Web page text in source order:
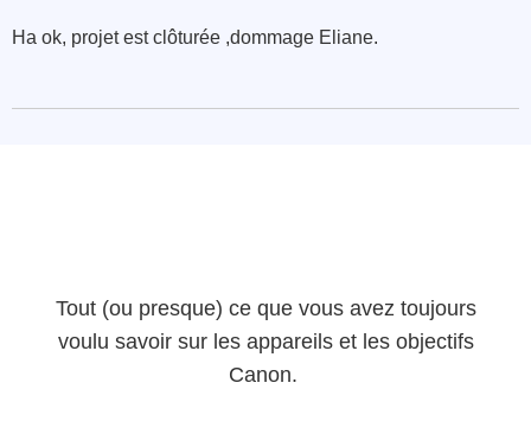
Ha ok, projet est clôturée ,dommage Eliane.
Tout (ou presque) ce que vous avez toujours
voulu savoir sur les appareils et les objectifs
Canon.